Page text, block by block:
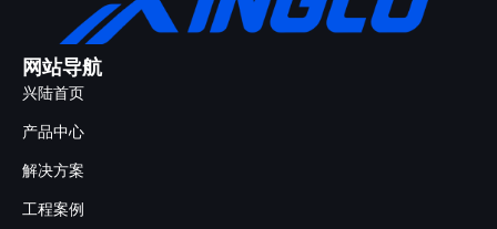
网站导航
兴陆首页
产品中心
解决方案
工程案例